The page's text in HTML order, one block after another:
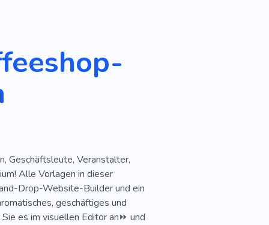
Fastfood
Geschäftsleute, Veranstalter,
Alle Vorlagen in dieser
Drop-Website-Builder und ein
geschäftiges und
es im visuellen Editor an⏩ und